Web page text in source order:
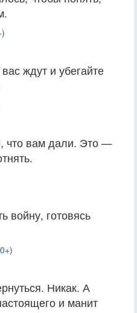
ждут и убегайте
что вам дали. Это —
войну, готовясь
Никак. А
и манит